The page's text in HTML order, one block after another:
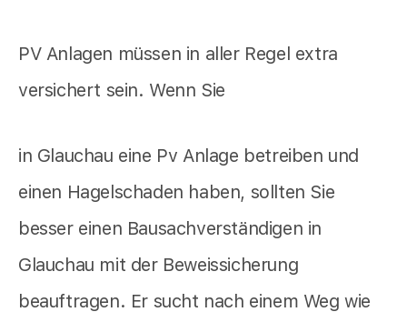
PV Anlagen müssen in aller Regel extra
versichert sein. Wenn Sie
in Glauchau eine Pv Anlage betreiben und
einen Hagelschaden haben, sollten Sie
besser einen Bausachverständigen in
Glauchau mit der Beweissicherung
beauftragen. Er sucht nach einem Weg wie